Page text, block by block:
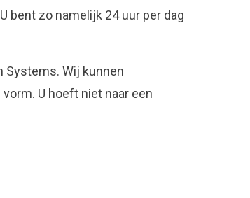
bent zo namelijk 24 uur per dag
Systems. Wij kunnen
U hoeft niet naar een